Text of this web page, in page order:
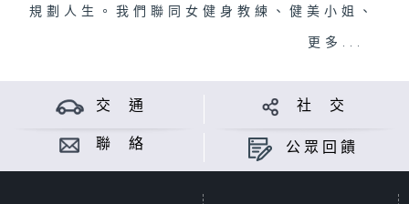
規劃人生。我們聯同女健身教練、健美小姐、
營養師等等，暢談健身室的趣事，要怎樣飲
劉凱茵製作
意見
更多...
交 通 社 交
聯 絡 公眾回饋